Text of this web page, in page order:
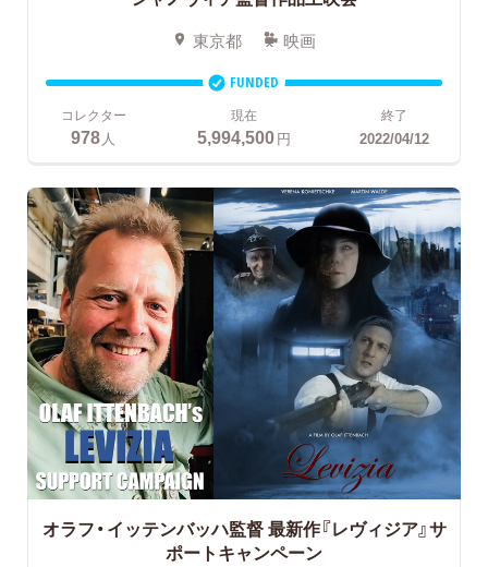
東京都 映画
FUNDED
コレクター
978 人
現在
5,994,500円
終了
2022/04/12
オラフ・イッテンバッハ監督最新作『レヴィジア』サ
ポートキャンペーン